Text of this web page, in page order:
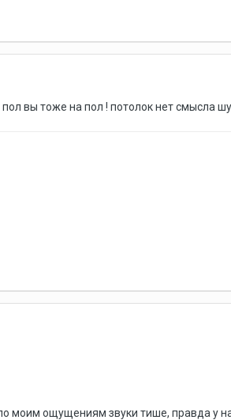
вы тоже на пол ! потолок нет смысла
ощущениям звуки тише, правда у